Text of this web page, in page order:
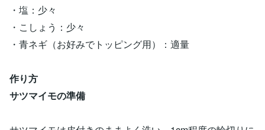
・塩：少々
・こしょう：少々
・青ネギ（お好みでトッピング用）：適量
作り方
サツマイモの準備